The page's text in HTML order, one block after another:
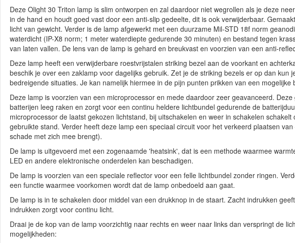
Deze Olight 30 Triton lamp is slim ontworpen en zal daardoor niet wegrollen als je deze
in de hand en houdt goed vast door een anti-slip gedeelte, dit is ook verwijderbaar.
licht van gewicht. Verder is de lamp afgewerkt met een duurzame Mil-STD 18f norm
waterdicht (IP-X8 norm; 1 meter waterdiepte gedurende 30 minuten) en bestand tegen
van laten vallen. De lens van de lamp is gehard en breukvast en voorzien van een anti-
Deze lamp heeft een verwijderbare roestvrijstalen striking bezel aan de voorkant en
beschik je over een zaklamp voor dagelijks gebruik. Zet je de striking bezels er op dan kun
bedreigende situaties. Je kan namelijk hiermee in de pijn punten prikken van een mogelijke
Deze lamp is voorzien van een microprocessor en mede daardoor zeer geavanceerd.
batterijen leeg raken en zorgt voor een continu heldere lichtbundel gedurende de
microprocessor de laatst gekozen lichtstand, bij uitschakelen en weer in schakelen
gebruikte stand. Verder heeft deze lamp een speciaal circuit voor het verkeerd plaatsen
schade met zich mee brengt).
De lamp is uitgevoerd met een zogenaamde 'heatsink', dat is een methode waarmee
LED en andere elektronische onderdelen kan beschadigen.
De lamp is voorzien van een speciale reflector voor een felle lichtbundel zonder ringen.
een functie waarmee voorkomen wordt dat de lamp onbedoeld aan gaat.
De lamp is in te schakelen door middel van een drukknop in de staart. Zacht indrukken
indrukken zorgt voor continu licht.
Draai je de kop van de lamp voorzichtig naar rechts en weer naar links dan verspringt de
mogelijkheden: